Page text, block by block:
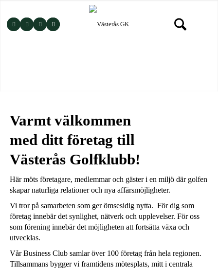
Varmt välkommen
med ditt företag till
Västerås Golfklubb!
Här möts företagare, medlemmar och gäster i en miljö där golfen
skapar naturliga relationer och nya affärsmöjligheter.
Vi tror på samarbeten som ger ömsesidig nytta. För dig som
företag innebär det synlighet, nätverk och upplevelser. För oss
som förening innebär det möjligheten att fortsätta växa och
utvecklas.
Vår Business Club samlar över 100 företag från hela regionen.
Tillsammans bygger vi framtidens mötesplats, mitt i centrala